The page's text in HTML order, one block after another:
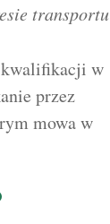
transportu
kwalifikacji w
przez
mowa w